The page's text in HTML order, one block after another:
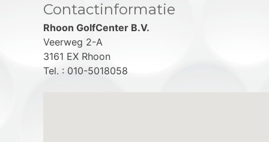
Contactinformatie
Rhoon GolfCenter B.V.
Veerweg 2-A
3161 EX Rhoon
Tel. : 010-5018058